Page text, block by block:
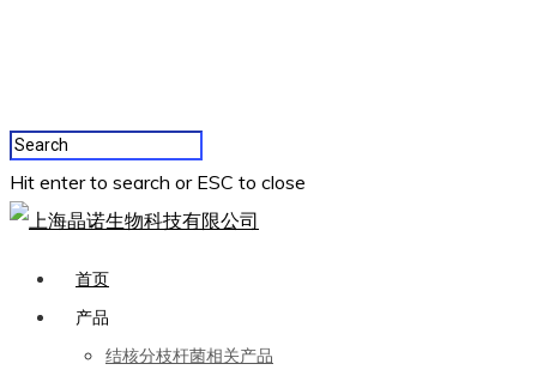
Hit enter to search or ESC to close
首页
产品
结核分枝杆菌相关产品